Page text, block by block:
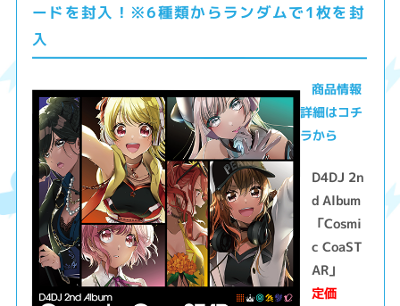
ードを封入！※6種類からランダムで1枚を封
入
商品情報
詳細はコチ
ラから
D4DJ 2n
d Album
「Cosmi
c CoaST
AR」
定価